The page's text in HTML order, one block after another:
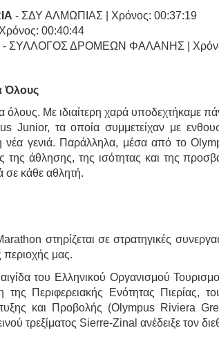
- ΣΔΥ ΑΛΜΩΠΙΑΣ | Χρόνος: 00:37:19
00:40:44
- ΣΥΛΛΟΓΟΣ ΔΡΟΜΕΩΝ ΦΑΛΑΝΗΣ |
Όλους
όλους. Με ιδιαίτερη χαρά
Junior, τα οποία συμμετείχαν με
νέα γενιά. Παράλληλα, μέσα από το
άθλησης, της ισότητας και της
σε κάθε αθλητή.
στηρίζεται σε στρατηγικές
περιοχής μας.
του Ελληνικού Οργανισμού
της Περιφερειακής Ενότητας Πιερίας,
και Προβολής (Olympus Riviera
τρεξίματος Sierre-Zinal ανέδειξε τον